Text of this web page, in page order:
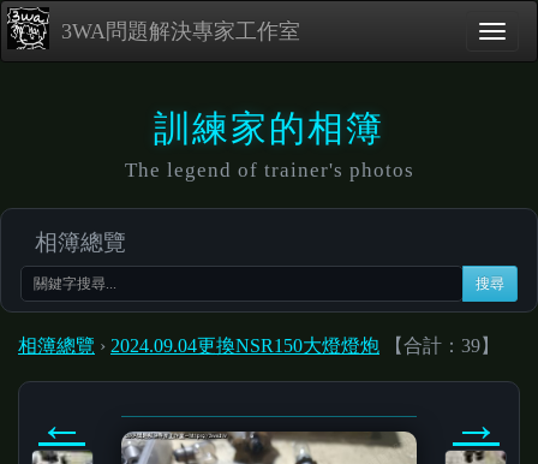
3WA問題解決專家工作室
訓練家的相簿
The legend of trainer's photos
相簿總覽
搜尋
相簿總覽 › 2024.09.04更換NSR150大燈燈炮 【合計：39】
← →